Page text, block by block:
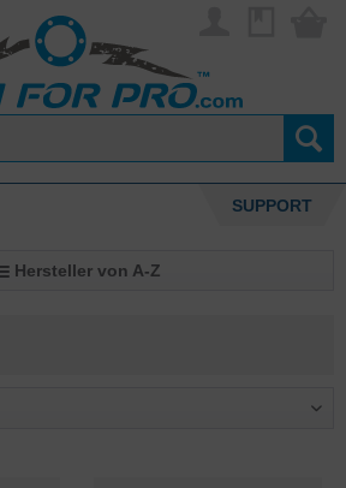
SUPPORT
Hersteller von A-Z